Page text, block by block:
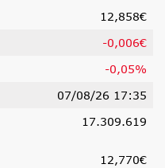
12,858€
-0,006€
-0,05%
07/08/26 17:35
17.309.619
12,770€